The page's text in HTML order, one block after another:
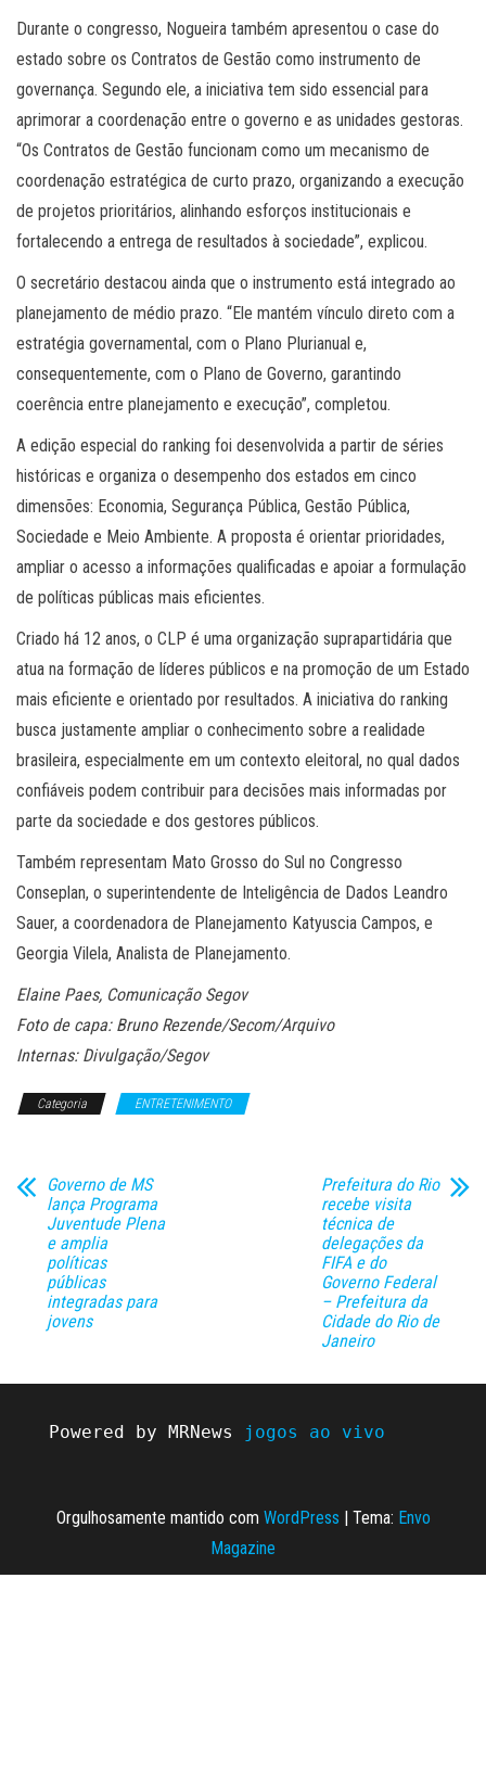
Durante o congresso, Nogueira também apresentou o case do
estado sobre os Contratos de Gestão como instrumento de
governança. Segundo ele, a iniciativa tem sido essencial para
aprimorar a coordenação entre o governo e as unidades gestoras.
“Os Contratos de Gestão funcionam como um mecanismo de
coordenação estratégica de curto prazo, organizando a execução
de projetos prioritários, alinhando esforços institucionais e
fortalecendo a entrega de resultados à sociedade”, explicou.
O secretário destacou ainda que o instrumento está integrado ao
planejamento de médio prazo. “Ele mantém vínculo direto com a
estratégia governamental, com o Plano Plurianual e,
consequentemente, com o Plano de Governo, garantindo
coerência entre planejamento e execução”, completou.
A edição especial do ranking foi desenvolvida a partir de séries
históricas e organiza o desempenho dos estados em cinco
dimensões: Economia, Segurança Pública, Gestão Pública,
Sociedade e Meio Ambiente. A proposta é orientar prioridades,
ampliar o acesso a informações qualificadas e apoiar a formulação
de políticas públicas mais eficientes.
Criado há 12 anos, o CLP é uma organização suprapartidária que
atua na formação de líderes públicos e na promoção de um Estado
mais eficiente e orientado por resultados. A iniciativa do ranking
busca justamente ampliar o conhecimento sobre a realidade
brasileira, especialmente em um contexto eleitoral, no qual dados
confiáveis podem contribuir para decisões mais informadas por
parte da sociedade e dos gestores públicos.
Também representam Mato Grosso do Sul no Congresso
Conseplan, o superintendente de Inteligência de Dados Leandro
Sauer, a coordenadora de Planejamento Katyuscia Campos, e
Georgia Vilela, Analista de Planejamento.
Elaine Paes, Comunicação Segov
Foto de capa: Bruno Rezende/Secom/Arquivo
Internas: Divulgação/Segov
Categoria ENTRETENIMENTO
Governo de MS
lança Programa
Juventude Plena
e amplia
políticas
públicas
integradas para
jovens
Prefeitura do Rio
recebe visita
técnica de
delegações da
FIFA e do
Governo Federal
– Prefeitura da
Cidade do Rio de
Janeiro
Powered by MRNews jogos ao vivo
Orgulhosamente mantido com WordPress Tema: Envo
Magazine